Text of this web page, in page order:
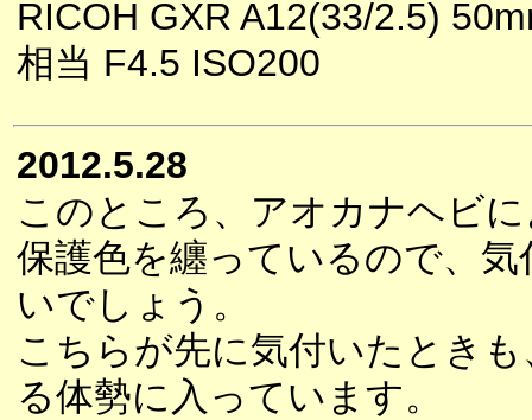
RICOH GXR A12(33/2.5)
相当 F4.5 ISO200
2012.5.28
このところ、アオカナヘビ
保護色を纏っているので、
いでしょう。
こちらが先に気付いたとき
る体勢に入っています。